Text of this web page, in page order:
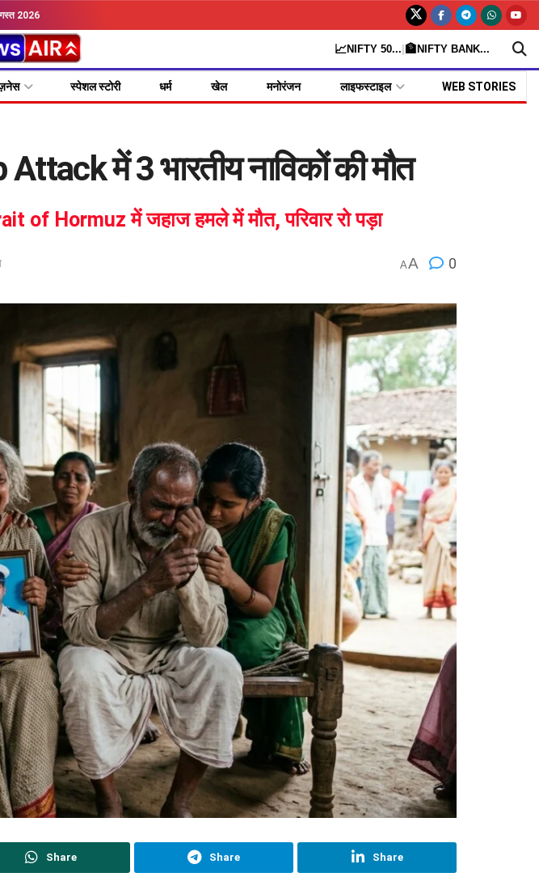
2026
📈NIFTY 50... 🏦NIFTY BANK...
स्पेशल स्टोरी धर्म खेल मनोरंजन लाइफस्टाइल WEB STORIES
में 3 भारतीय नाविकों की मौत
of Hormuz में जहाज हमले में मौत, परिवार रो पड़ा
AA 0
Share Share Share